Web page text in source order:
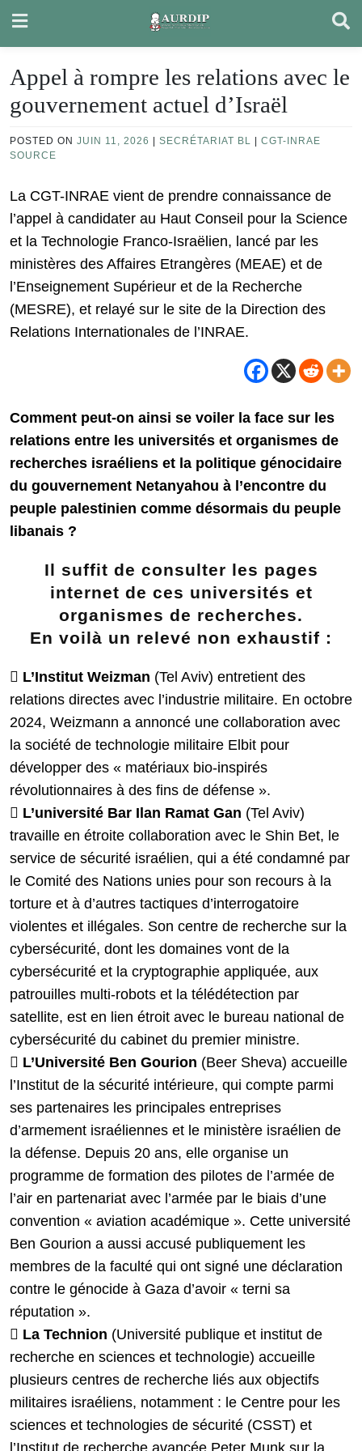
content
Appel à rompre les relations avec le
gouvernement actuel d’Israël
POSTED ON JUIN 11, 2026 SECRÉTARIAT BL
CGT-INRAE
SOURCE
La CGT-INRAE vient de prendre connaissance de
l’appel à candidater au Haut Conseil pour la Science
et la Technologie Franco-Israëlien, lancé par les
ministères des Affaires Etrangères (MEAE) et de
l’Enseignement Supérieur et de la Recherche
(MESRE), et relayé sur le site de la Direction des
Relations Internationales de l’INRAE.
Comment peut-on ainsi se voiler la face sur les
relations entre les universités et organismes de
recherches israéliens et la politique génocidaire
du gouvernement Netanyahou à l’encontre du
peuple palestinien comme désormais du peuple
libanais ?
Il suffit de consulter les pages
internet de ces universités et
organismes de recherches.
En voilà un relevé non exhaustif :
 L’Institut Weizman (Tel Aviv) entretient des
relations directes avec l’industrie militaire. En octobre
2024, Weizmann a annoncé une collaboration avec
la société de technologie militaire Elbit pour
développer des « matériaux bio-inspirés
révolutionnaires à des fins de défense ».
 L’université Bar Ilan Ramat Gan (Tel Aviv)
travaille en étroite collaboration avec le Shin Bet, le
service de sécurité israélien, qui a été condamné par
le Comité des Nations unies pour son recours à la
torture et à d’autres tactiques d’interrogatoire
violentes et illégales. Son centre de recherche sur la
cybersécurité, dont les domaines vont de la
cybersécurité et la cryptographie appliquée, aux
patrouilles multi-robots et la télédétection par
satellite, est en lien étroit avec le bureau national de
cybersécurité du cabinet du premier ministre.
 L’Université Ben Gourion (Beer Sheva) accueille
l’Institut de la sécurité intérieure, qui compte parmi
ses partenaires les principales entreprises
d’armement israéliennes et le ministère israélien de
la défense. Depuis 20 ans, elle organise un
programme de formation des pilotes de l’armée de
l’air en partenariat avec l’armée par le biais d’une
convention « aviation académique ». Cette université
Ben Gourion a aussi accusé publiquement les
membres de la faculté qui ont signé une déclaration
contre le génocide à Gaza d’avoir « terni sa
réputation ».
 La Technion (Université publique et institut de
recherche en sciences et technologie) accueille
plusieurs centres de recherche liés aux objectifs
militaires israéliens, notamment : le Centre pour les
sciences et technologies de sécurité (CSST) et
l’Institut de recherche avancée Peter Munk sur la